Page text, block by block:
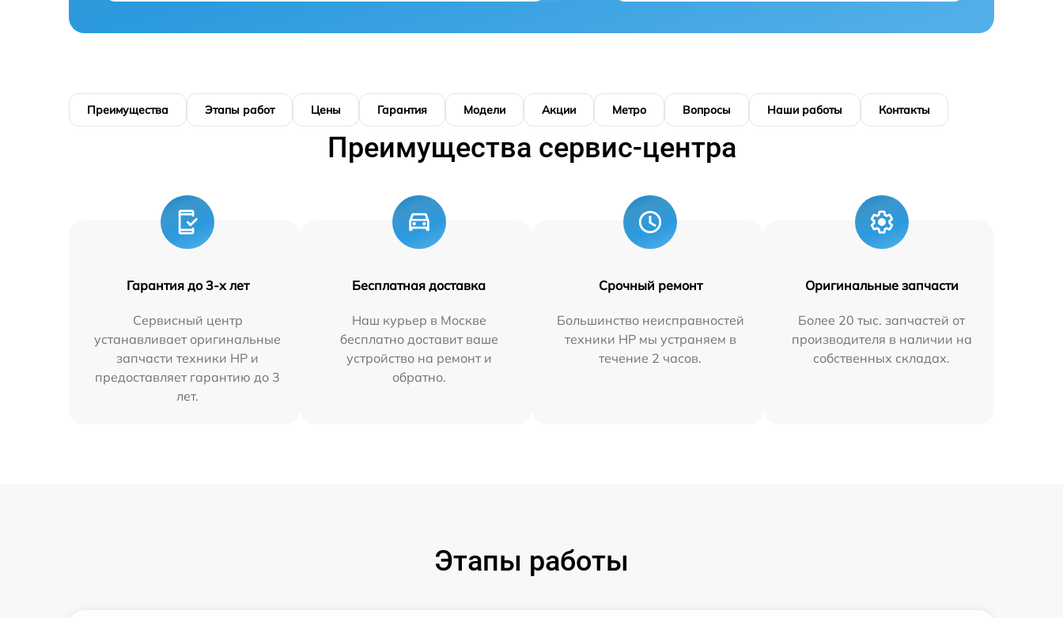
Преимущества Этапы работ Цены Гарантия Модели Акции Метро Вопросы Наши работы Контакты
Преимущества сервис-центра
Гарантия до 3-х лет
Сервисный центр
устанавливает оригинальные
запчасти техники HP и
предоставляет гарантию до 3
лет.
Бесплатная доставка
Наш курьер в Москве
бесплатно доставит ваше
устройство на ремонт и
обратно.
Срочный ремонт
Большинство неисправностей
техники HP мы устраняем в
течение 2 часов.
Оригинальные запчасти
Более 20 тыс. запчастей от
производителя в наличии на
собственных складах.
Этапы работы